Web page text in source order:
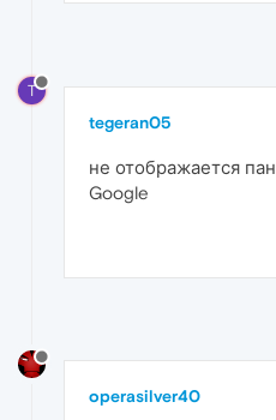
T
tegeran05
не отображается
Google
operasilver40